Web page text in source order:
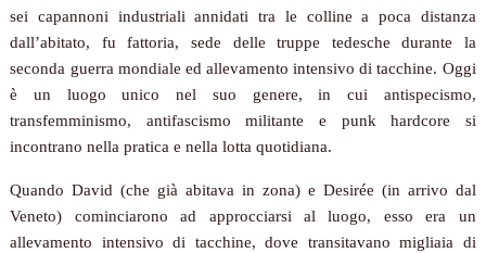
sei capannoni industriali annidati tra le colline a poca distanza
dall’abitato, fu fattoria, sede delle truppe tedesche durante la
seconda guerra mondiale ed allevamento intensivo di tacchine. Oggi
è un luogo unico nel suo genere, in cui antispecismo,
transfemminismo, antifascismo militante e punk hardcore si
incontrano nella pratica e nella lotta quotidiana.
Quando David (che già abitava in zona) e Desirée (in arrivo dal
Veneto) cominciarono ad approcciarsi al luogo, esso era un
allevamento intensivo di tacchine, dove transitavano migliaia di